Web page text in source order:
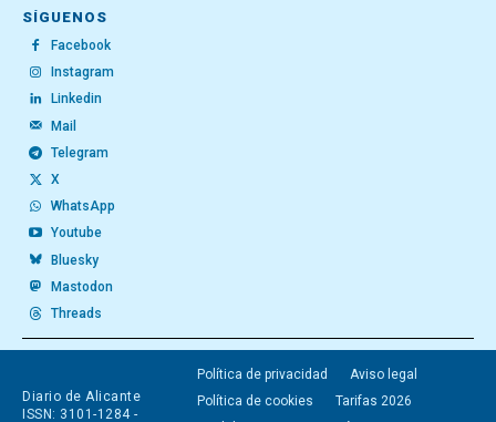
SÍGUENOS
Facebook
Instagram
Linkedin
Mail
Telegram
X
WhatsApp
Youtube
Bluesky
Mastodon
Threads
Diario de Alicante
ISSN: 3101-1284 -
Política de privacidad
Aviso legal
Política de cookies
Tarifas 2026